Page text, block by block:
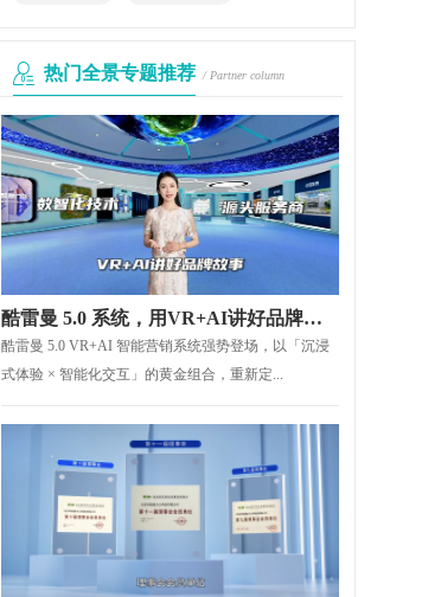
热门全景专题推荐 / Partner column
酷雷曼 5.0 系统，用VR+AI讲好品牌故事
酷雷曼 5.0 VR+AI 智能营销系统强势登场，以「沉浸
式体验 × 智能化交互」的黄金组合，重新定...